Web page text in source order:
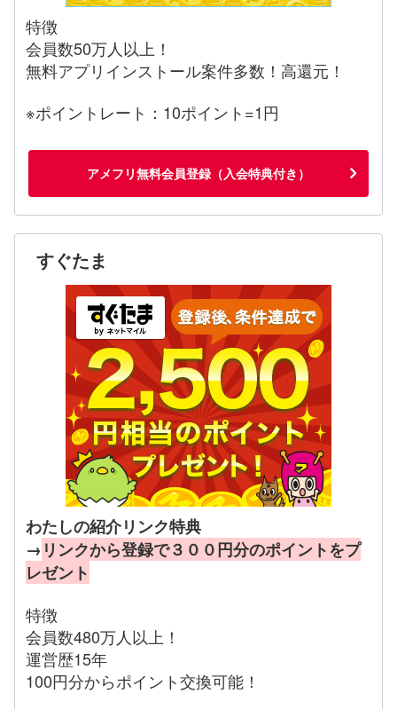
特徴
会員数50万人以上！
無料アプリインストール案件多数！高還元！
※ポイントレート：10ポイント=1円
アメフリ無料会員登録（入会特典付き）
すぐたま
わたしの紹介リンク特典
→ リンクから登録で３００円分のポイントをプ
レゼント
特徴
会員数480万人以上！
運営歴15年
100円分からポイント交換可能！